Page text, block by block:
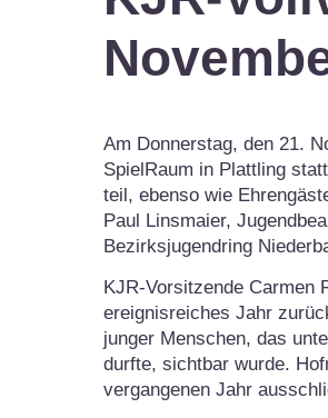
Am Donnerstag, den 21.
SpielRaum in Plattling
teil, ebenso wie
Paul Linsmaier,
Bezirksjugendring
KJR-Vorsitzende Carmen
ereignisreiches Jahr
junger Menschen, das
durfte, sichtbar wurde.
vergangenen Jahr